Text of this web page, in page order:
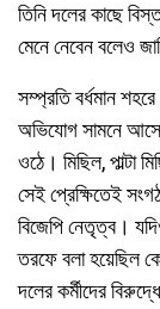
তিনি দলের কাছে
মেনে নেবেন বলেও
সম্প্রতি বর্ধমান
অভিযোগ সামনে
ওঠে। মিছিল, পাল্টা
সেই প্রেক্ষিতেই
বিজেপি নেতৃত্ব।
তরফে বলা হয়েছিল
দলের কর্মীদের